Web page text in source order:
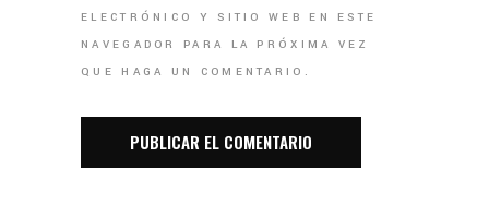
ELECTRÓNICO Y SITIO WEB EN ESTE
NAVEGADOR PARA LA PRÓXIMA VEZ
QUE HAGA UN COMENTARIO.